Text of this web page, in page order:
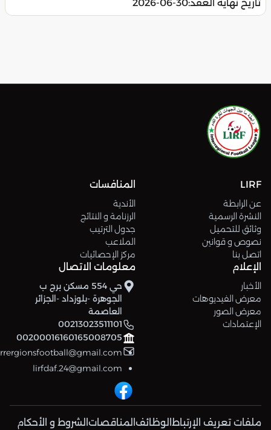
تاريخ نهاية العقد:2026-06-30
LIRF
عن الرابطة
النشرة الرسمية
وثائق للتحميل
نصوص و قوانين
اتصل بنا
المنافسات
الأندية
الرزنامة و النتائج
جدول الترتيب
الملاعب
مركز الإحصائيات
الإعلام
الأخبار
معرض الفيديوهات
معرض الصور
الإعتمادات
معلومات الاتصال
حي 554 مسكن برج ب
الجوهرة -بلوزداد -الجزائر
العاصمة
00213023511101
00200016160165008705
lirfdaf.24@gmail.com
ملفات تعريف الإرتباط الوظائف المناقصات الشروط و الأحكام